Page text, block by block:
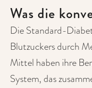
Was die
Die Standard-
Blutzuckers durch
Mittel haben ihre
System, das